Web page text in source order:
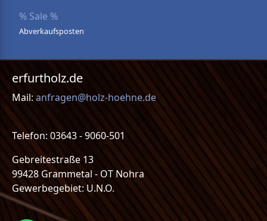
% Sale %
Abverkaufsposten
erfurtholz.de
Mail: anfragen@holz-hoehne.de
Telefon: 03643 - 9060-501
Gebreitestraße 13
99428 Grammetal - OT Nohra
Gewerbegebiet: U.N.O.